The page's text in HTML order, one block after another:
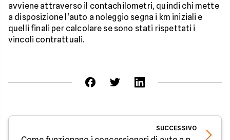
avviene attraverso il contachilometri, quindi chi mette
a disposizione l'auto a noleggio segna i km iniziali e
quelli finali per calcolare se sono stati rispettati i
vincoli contrattuali.
SUCCESSIVO